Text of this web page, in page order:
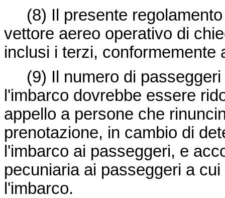
(8) Il presente
vettore aereo operativo di
inclusi i terzi, conformemente
(9) Il numero di
l'imbarco dovrebbe essere
appello a persone che
prenotazione, in cambio di
l'imbarco ai passeggeri, e
pecuniaria ai passeggeri a
l'imbarco.